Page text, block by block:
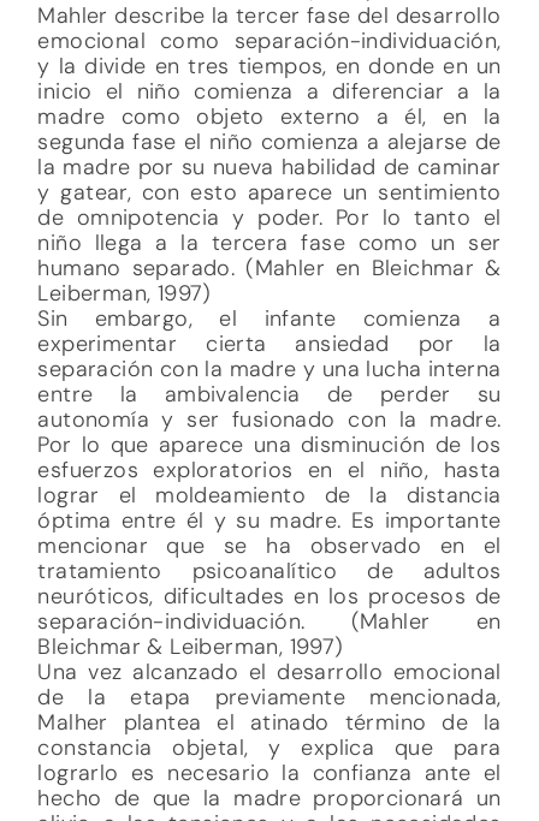
Mahler describe la tercer fase del desarrollo
emocional como separación-individuación,
y la divide en tres tiempos, en donde en un
inicio el niño comienza a diferenciar a la
madre como objeto externo a él, en la
segunda fase el niño comienza a alejarse de
la madre por su nueva habilidad de caminar
y gatear, con esto aparece un sentimiento
de omnipotencia y poder. Por lo tanto el
niño llega a la tercera fase como un ser
humano separado. (Mahler en Bleichmar &
Leiberman, 1997)
Sin embargo, el infante comienza a
experimentar cierta ansiedad por la
separación con la madre y una lucha interna
entre la ambivalencia de perder su
autonomía y ser fusionado con la madre.
Por lo que aparece una disminución de los
esfuerzos exploratorios en el niño, hasta
lograr el moldeamiento de la distancia
óptima entre él y su madre. Es importante
mencionar que se ha observado en el
tratamiento psicoanalítico de adultos
neuróticos, dificultades en los procesos de
separación-individuación. (Mahler en
Bleichmar & Leiberman, 1997)
Una vez alcanzado el desarrollo emocional
de la etapa previamente mencionada,
Malher plantea el atinado término de la
constancia objetal, y explica que para
lograrlo es necesario la confianza ante el
hecho de que la madre proporcionará un